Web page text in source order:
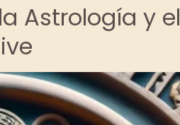
Astrología y el